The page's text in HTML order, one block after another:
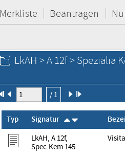
Merkliste Beantragen
LkAH > A 12f > Spezialia
/ 1
Typ Signatur
LkAH, A 12f,
Spec.Kem 145